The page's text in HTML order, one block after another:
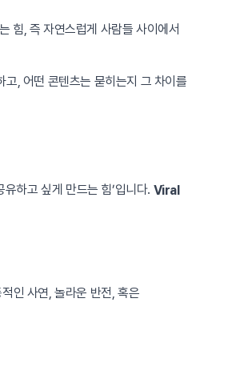
힘, 즉 자연스럽게 사람들 사이에서
, 어떤 콘텐츠는 묻히는지 그 차이를
하고 싶게 만드는 힘’입니다. Viral
인 사연, 놀라운 반전, 혹은